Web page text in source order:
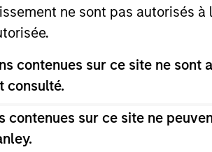
ne sont pas autorisés
contenues sur ce site ne sont
consulté.
sur ce site ne
Sustainable Emerging Markets
principalement dans
mondiaux liés à des